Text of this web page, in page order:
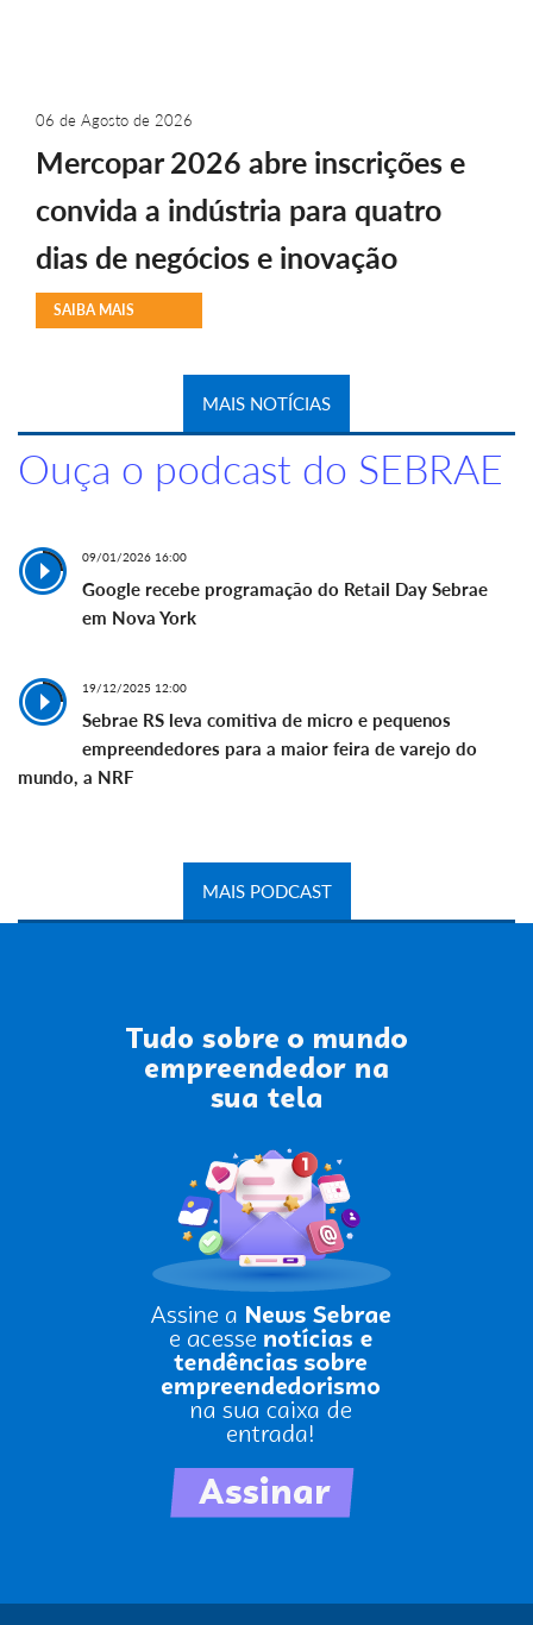
06 de Agosto de 2026
Mercopar 2026 abre inscrições e
convida a indústria para quatro
dias de negócios e inovação
SAIBA MAIS
MAIS NOTÍCIAS
Ouça o podcast do SEBRAE
09/01/2026 16:00
Google recebe programação do Retail Day Sebrae
em Nova York
19/12/2025 12:00
Sebrae RS leva comitiva de micro e pequenos
empreendedores para a maior feira de varejo do
mundo, a NRF
MAIS PODCAST